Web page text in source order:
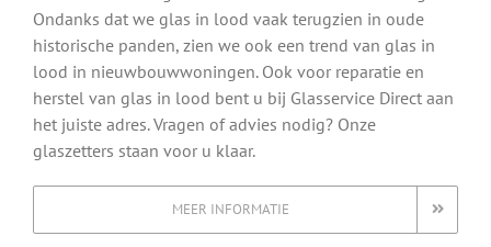
Ondanks dat we glas in lood vaak terugzien in oude
historische panden, zien we ook een trend van glas in
lood in nieuwbouwwoningen. Ook voor reparatie en
herstel van glas in lood bent u bij Glasservice Direct aan
het juiste adres. Vragen of advies nodig? Onze
glaszetters staan voor u klaar.
MEER INFORMATIE